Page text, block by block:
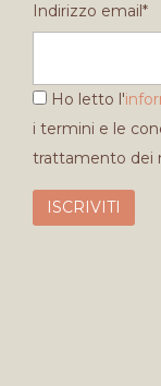
Indirizzo email*
Ho letto l'
i termini e le
trattamento dei